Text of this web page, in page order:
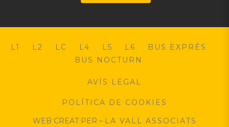
L1 L2 LC L4 L5 L6
BUS EXPRÉS
BUS NOCTURN
AVÍS LEGAL
POLÍTICA DE COOKIES
WEB CREAT PER – LA VALL ASSOCIATS